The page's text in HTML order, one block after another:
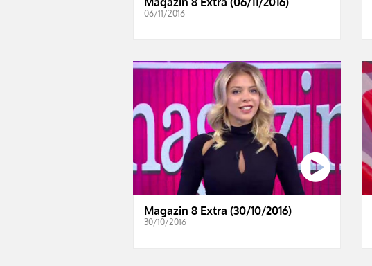
06/11/2016
Magazin 8 Extra (30/10/2016)
30/10/2016